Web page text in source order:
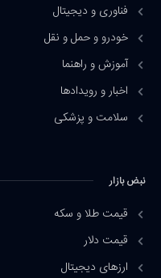
فناوری و دیجیتال
خودرو و حمل و نقل
آموزش و راهنما
اخبار و رویدادها
سلامت و پزشکی
نبض بازار
قیمت طلا و سکه
قیمت دلار
ارزهای دیجیتال